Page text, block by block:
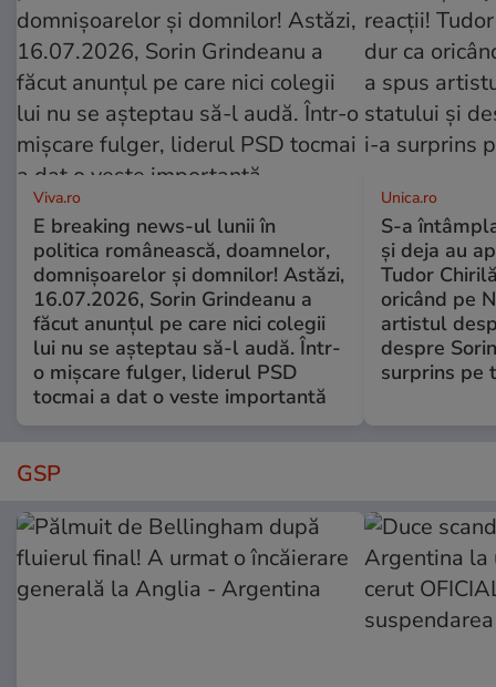
Viva.ro
E breaking news-ul lunii în
politica românească, doamnelor,
domnișoarelor și domnilor! Astăzi,
16.07.2026, Sorin Grindeanu a
făcut anunțul pe care nici colegii
lui nu se așteptau să-l audă. Într-
o mișcare fulger, liderul PSD
tocmai a dat o veste importantă
Unica.ro
S-a
și deja au
Tudor
oricând pe
artistul
despre
surprins pe
GSP